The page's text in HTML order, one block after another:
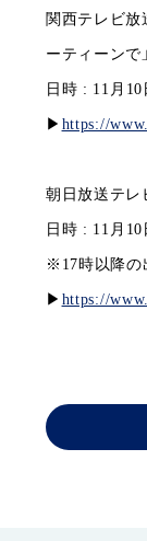
関西テレビ放
ーティーンで」
日時 : 11月
▶︎ https://
朝日放送テレ
日時 : 11月
※17時以降の
▶︎ https://